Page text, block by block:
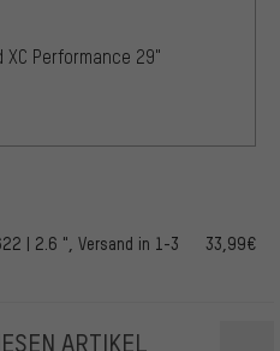
XC Performance 29"
| 2.6 ", Versand in 1-3
33,99€
ARTIKEL